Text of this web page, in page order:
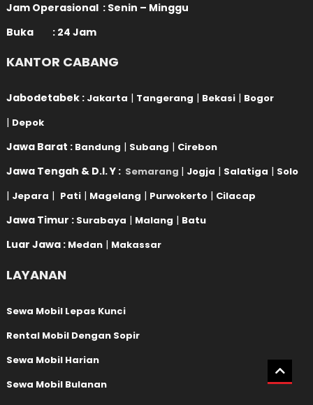
Jam Operasional : Senin – Minggu
Buka : 24 Jam
KANTOR CABANG
Jabodetabek : Jakarta | Tangerang | Bekasi | Bogor
| Depok
Jawa Barat : Bandung | Subang | Cirebon
Jawa Tengah & D.I. Y : Semarang | Jogja | Salatiga | Solo
| Jepara | Pati | Magelang | Purwokerto | Cilacap
Jawa Timur : Surabaya | Malang | Batu
Luar Jawa : Medan | Makassar
LAYANAN
Sewa Mobil Lepas Kunci
Rental Mobil Dengan Sopir
Sewa Mobil Harian
Sewa Mobil Bulanan